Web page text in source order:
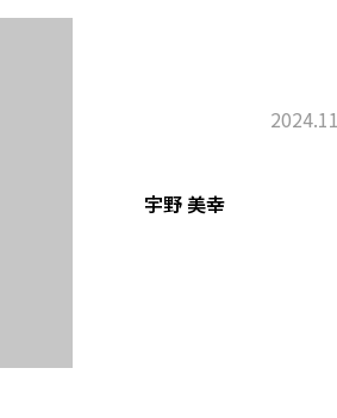
宇野 美幸